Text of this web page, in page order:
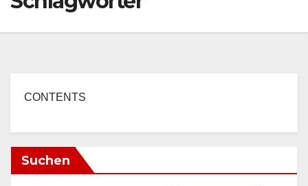
CONTENTS
Suchen